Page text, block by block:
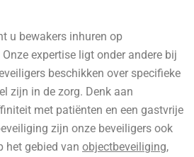
u bewakers inhuren op
expertise ligt onder andere bij
beschikken over specifieke
zijn in de zorg. Denk aan
met patiënten en een gastvrije
zijn onze beveiligers ook
het gebied van objectbeveiliging,